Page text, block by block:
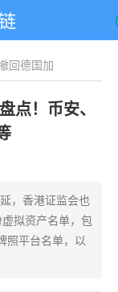
回德国加
点！币安、
，香港证监会也
拟资产名单，包
照平台名单，以